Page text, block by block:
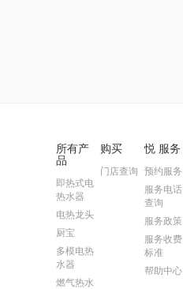
所有产
品
即热式电
热水器
电热龙头
厨宝
多模电热
水器
燃气热水
购买
门店查询
悦 服务
预约服务
服务电话
查询
服务政策
服务收费
标准
帮助中心